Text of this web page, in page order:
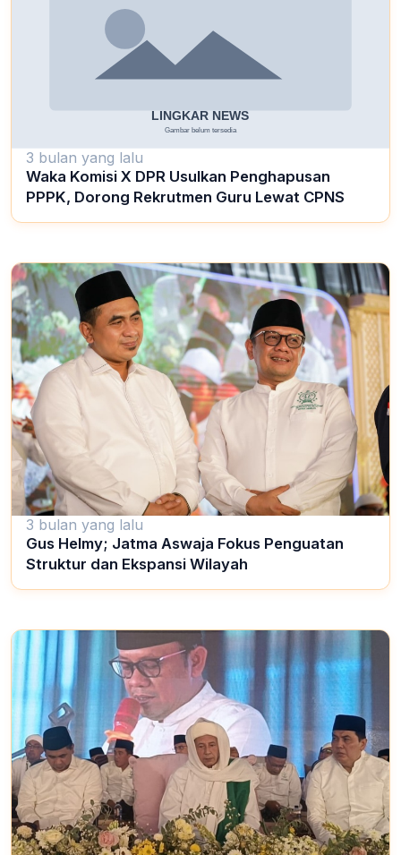
3 bulan yang lalu
Waka Komisi X DPR Usulkan Penghapusan
PPPK, Dorong Rekrutmen Guru Lewat CPNS
3 bulan yang lalu
Gus Helmy; Jatma Aswaja Fokus Penguatan
Struktur dan Ekspansi Wilayah